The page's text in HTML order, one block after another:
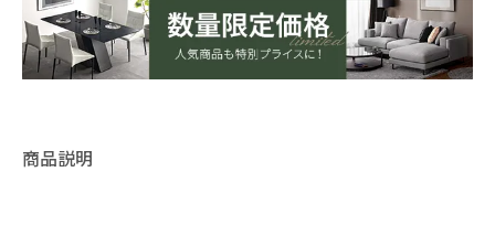
商品説明